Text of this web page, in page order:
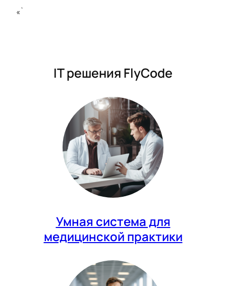
«`
IT решения FlyCode
Умная система для
медицинской практики